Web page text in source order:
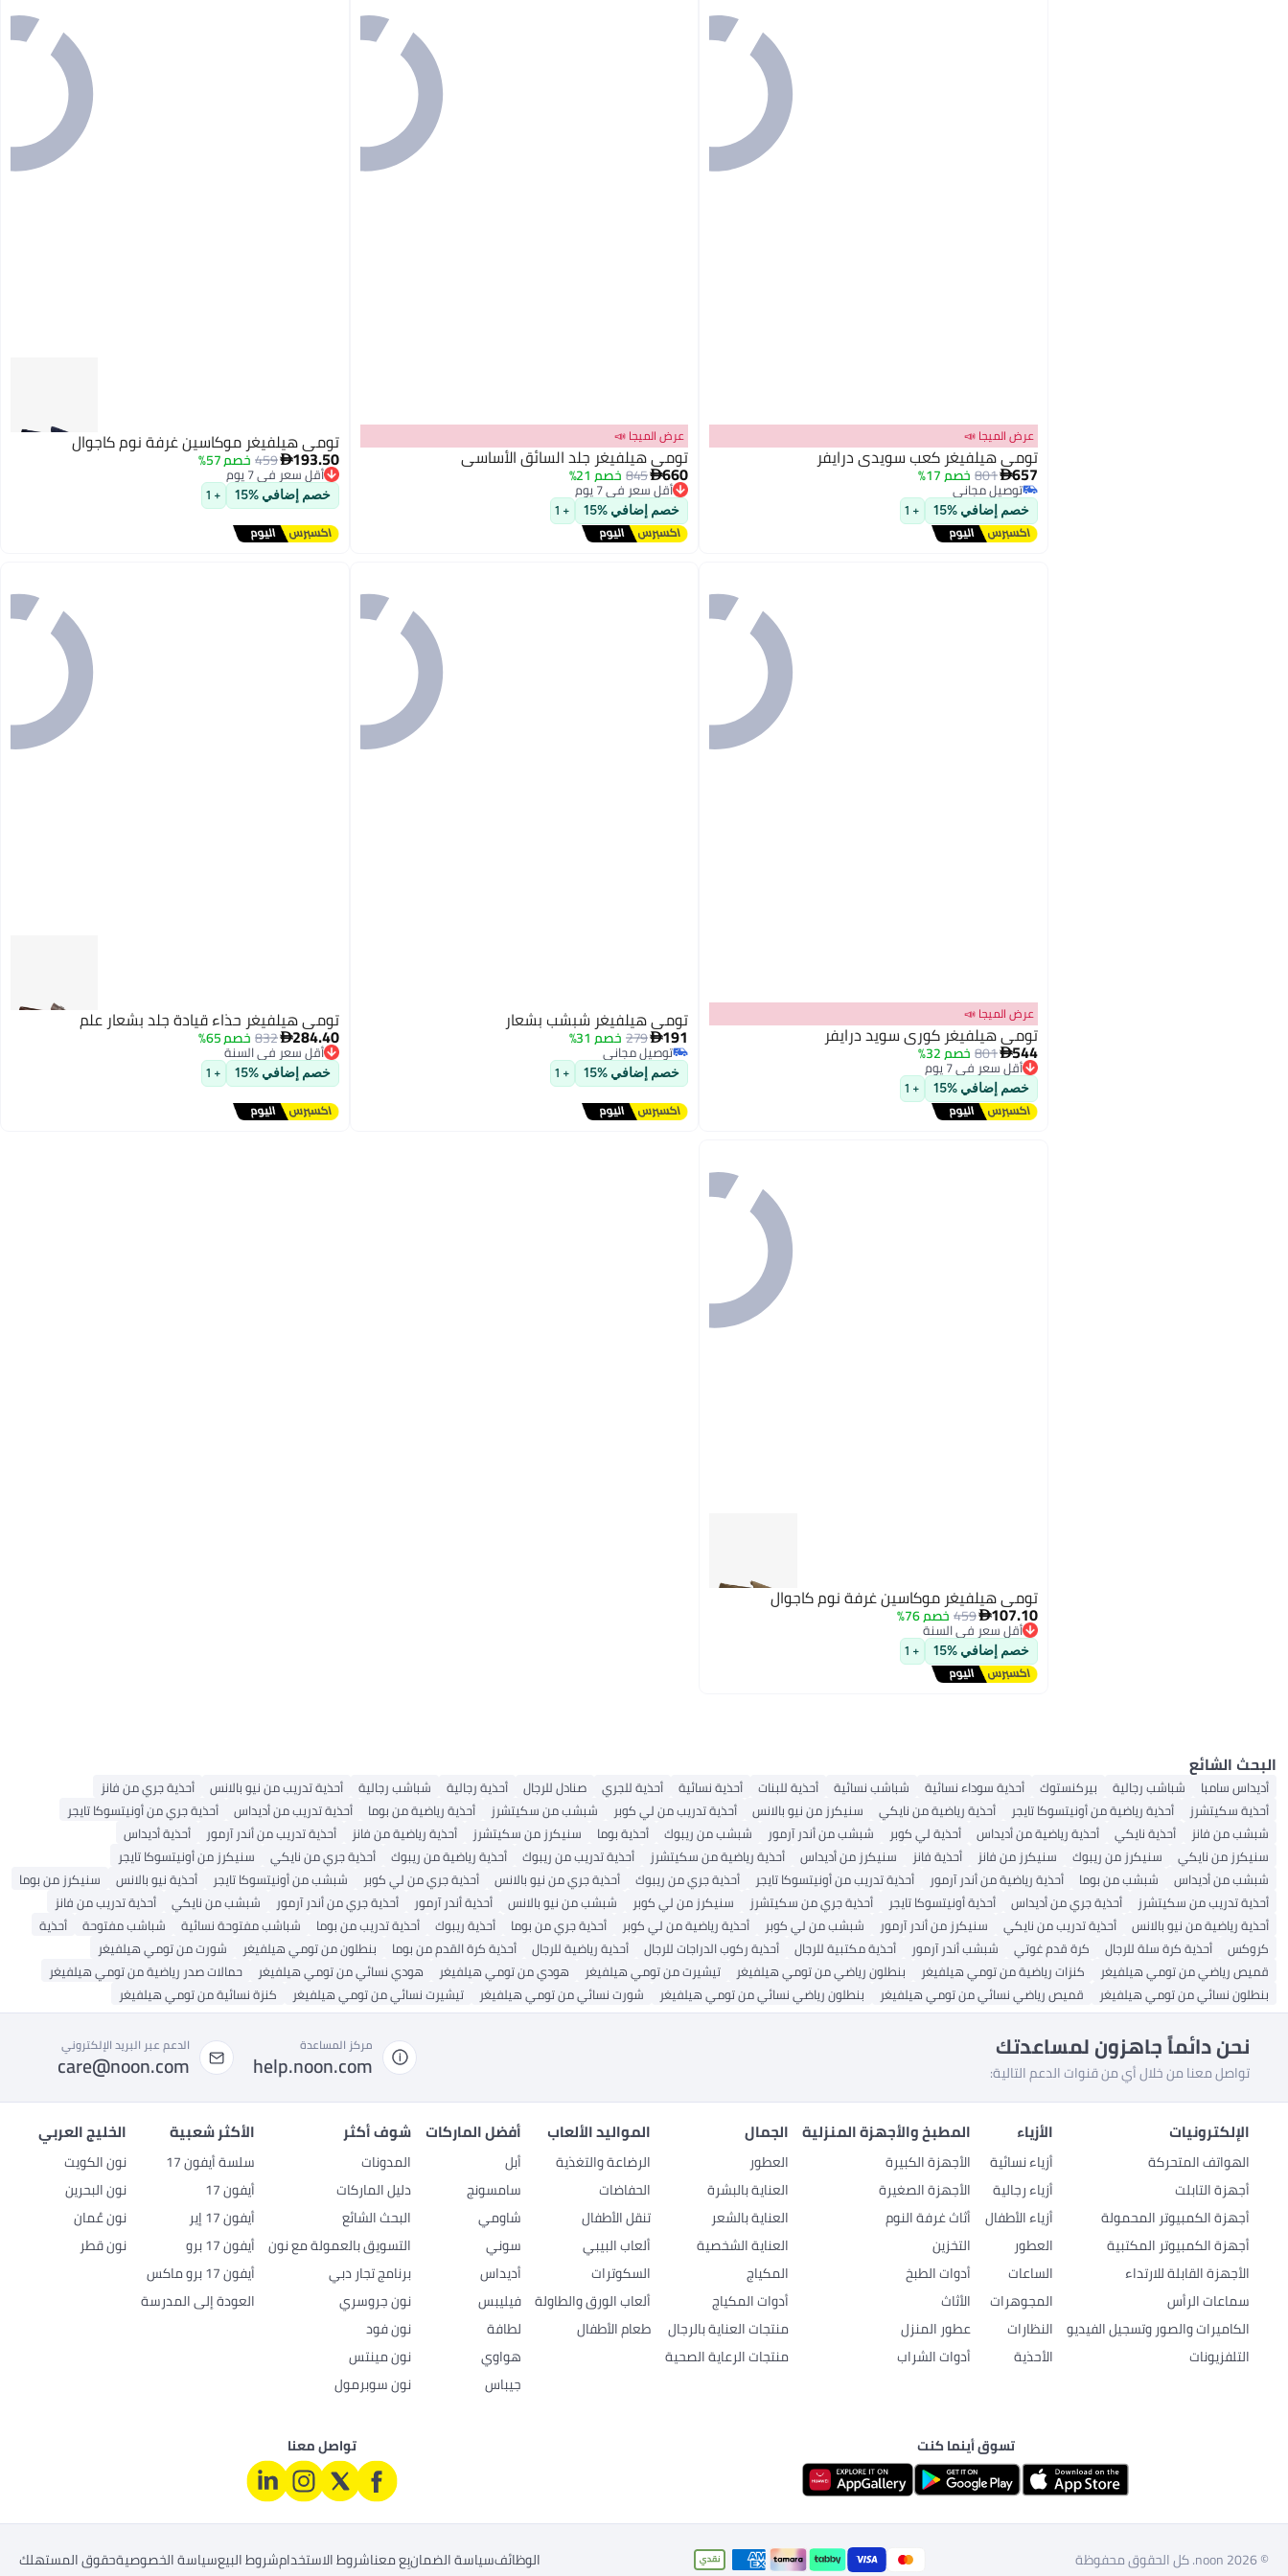
3
عرض الميجا 📣
تومي هيلفيغر كعب سويدي درايفر
657
801 خصم 17%
توصيل مجاني
توصيل مجاني
خصم إضافي %15 + 1
2
عرض الميجا 📣
تومي هيلفيغر جلد السائق الأساسي
660
845خصم 21%
أقل سعر في 7 يوم
توصيل مجاني
أقل سعر في 7 يوم
خصم إضافي %15 + 1
2
تومي هيلفيغر موكاسين غرفة نوم كاجوال
193.50
459خصم 57%
أقل سعر في 7 يوم
توصيل مجاني
أقل سعر في 7 يوم
خصم إضافي %15 + 1
3
عرض الميجا 📣
تومي هيلفيغر كوري سويد درايفر
544
801 خصم 32%
أقل سعر في 7 يوم
توصيل مجاني
أقل سعر في 7 يوم
خصم إضافي %15 + 1
تومي هيلفيغر شبشب بشعار
191
279خصم 31%
توصيل مجاني
توصيل مجاني
خصم إضافي %15 + 1
2
تومي هيلفيغر حذاء قيادة جلد بشعار علم
284.40
832خصم 65%
أقل سعر في السنة
توصيل مجاني
أقل سعر في السنة
خصم إضافي %15 + 1
2
تومي هيلفيغر موكاسين غرفة نوم كاجوال
107.10
459 خصم 76%
أقل سعر في السنة
توصيل مجاني
أقل سعر في السنة
خصم إضافي %15 + 1
البحث الشائع
أديداس سامبا شباشب رجالية بيركنستوك أحذية سوداء نسائية شباشب نسائية أحذية للبنات أحذية نسائية أحذية للجري صنادل للرجال أحذية رجالية شباشب رجالية أحذية تدريب من نيو بالانس
أحذية جري من فانز
أحذية سكيتشرز
أحذية رياضية من أونيتسوكا تايجر أحذية رياضية من نايكي سنيكرز من نيو بالانس أحذية تدريب من لي كوبر شبشب من سكيتشرز أحذية رياضية من بوما أحذية تدريب من أديداس
أحذية جري من أونيتسوكا تايجر
شبشب من فانز
أحذية نايكي أحذية رياضية من أديداس أحذية لي كوبر شبشب من أندر آرمور شبشب من ريبوك أحذية بوما سنيكرز من سكيتشرز أحذية رياضية من فانز أحذية تدريب من أندر آرمور
أحذية أديداس
سنيكرز من نايكي
سنيكرز من ريبوك سنيكرز من فانز أحذية فانز سنيكرز من أديداس أحذية رياضية من سكيتشرز أحذية تدريب من ريبوك أحذية رياضية من ريبوك أحذية جري من نايكي
سنيكرز من أونيتسوكا تايجر
شبشب من أديداس
شبشب من بوما أحذية رياضية من أندر آرمور أحذية تدريب من أونيتسوكا تايجر أحذية جري من ريبوك أحذية جري من نيو بالانس أحذية جري من لي كوبر شبشب من أونيتسوكا تايجر أحذية نيو بالانس
سنيكرز من بوما
أحذية تدريب من سكيتشرز
أحذية جري من أديداس أحذية أونيتسوكا تايجر أحذية جري من سكيتشرز سنيكرز من لي كوبر شبشب من نيو بالانس أحذية أندر آرمور أحذية جري من أندر آرمور شبشب من نايكي
أحذية تدريب من فانز
أحذية رياضية من نيو بالانس
أحذية تدريب من نايكي سنيكرز من أندر آرمور شبشب من لي كوبر أحذية رياضية من لي كوبر أحذية جري من بوما أحذية ريبوك أحذية تدريب من بوما شباشب مفتوحة نسائية شباشب مفتوحة
أحذية
كروكس
أحذية كرة سلة للرجال كرة قدم غوتي شبشب أندر آرمور أحذية مكتبية للرجال أحذية ركوب الدراجات للرجال أحذية رياضية للرجال أحذية كرة القدم من بوما بنطلون من تومي هيلفيغر
شورت من تومي هيلفيغر
قميص رياضي من تومي هيلفيغر
كنزات رياضية من تومي هيلفيغر بنطلون رياضي من تومي هيلفيغر تيشيرت من تومي هيلفيغر هودي من تومي هيلفيغر هودي نسائي من تومي هيلفيغر
حمالات صدر رياضية من تومي هيلفيغر
بنطلون نسائي من تومي هيلفيغر
قميص رياضي نسائي من تومي هيلفيغر بنطلون رياضي نسائي من تومي هيلفيغر شورت نسائي من تومي هيلفيغر تيشيرت نسائي من تومي هيلفيغر كنزة نسائية من تومي هيلفيغر
نحن دائماً جاهزون لمساعدتك
تواصل معنا من خلال أي من قنوات الدعم التالية:
مركز المساعدة
help.noon.com
الدعم عبر البريد الإلكتروني
care@noon.com
الإلكترونيات
الهواتف المتحركة
أجهزة التابلت
أجهزة الكمبيوتر المحمولة
أجهزة الكمبيوتر المكتبية
الأجهزة القابلة للارتداء
سماعات الرأس
الكاميرات والصور وتسجيل الفيديو
التلفزيونات
الأزياء
أزياء نسائية
أزياء رجالية
أزياء الأطفال
العطور
الساعات
المجوهرات
النظارات
الأحذية
المطبخ والأجهزة المنزلية
الأجهزة الكبيرة
الأجهزة الصغيرة
أثاث غرفة النوم
التخزين
أدوات الطبخ
الأثاث
عطور المنزل
أدوات الشراب
الجمال
العطور
العناية بالبشرة
العناية بالشعر
العناية الشخصية
المكياج
أدوات المكياج
منتجات العناية بالرجال
منتجات الرعاية الصحية
المواليد الألعاب
الرضاعة والتغذية
الحفاضات
تنقل الأطفال
ألعاب البيبي
السكوترات
ألعاب الورق والطاولة
طعام الأطفال
أفضل الماركات
أبل
سامسونج
شاومي
سوني
أديداس
فيليبس
لطافة
هواوي
جيباس
شوف أكثر
المدونات
دليل الماركات
البحث الشائع
التسويق بالعمولة مع نون
برنامج تجار دبي
نون جروسري
نون فود
نون مينتس
نون سوبرمول
الأكثر شعبية
سلسة أيفون 17
أيفون 17
أيفون 17 إير
أيفون 17 برو
أيفون 17 برو ماكس
العودة إلى المدرسة
الخليج العربي
نون الكويت
نون البحرين
نون عُمان
نون قطر
تسوق أينما كنت تواصل معنا
© 2026 noon. كل الحقوق محفوظة الوظائفسياسة الضمانبِع معناشروط الاستخدامشروط البيعسياسة الخصوصيةحقوق المستهلك